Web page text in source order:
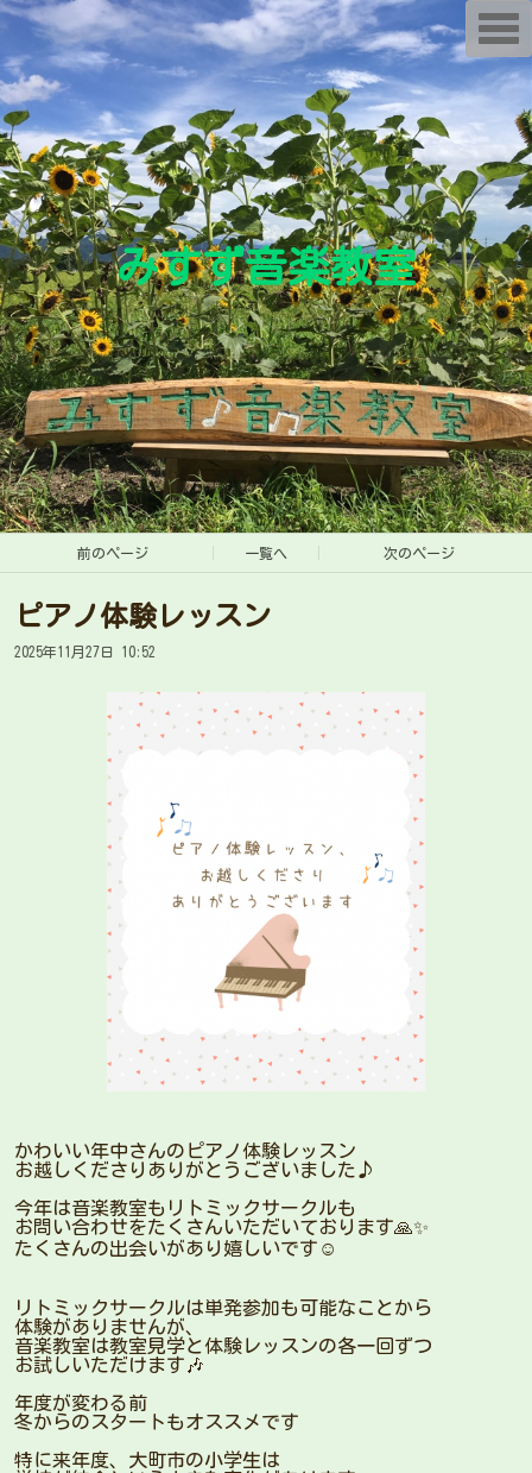
みすず音楽教室
前のページ 一覧へ 次のページ
ピアノ体験レッスン
2025年11月27日 10:52
かわいい年中さんのピアノ体験レッスン
お越しくださりありがとうございました♪
今年は音楽教室もリトミックサークルも
お問い合わせをたくさんいただいております🙏✨
たくさんの出会いがあり嬉しいです☺️
リトミックサークルは単発参加も可能なことから
体験がありませんが、
音楽教室は教室見学と体験レッスンの各一回ずつ
お試しいただけます🎶
年度が変わる前
冬からのスタートもオススメです
特に来年度、大町市の小学生は
T
o
g
g
v
i
g
a
i
o
n